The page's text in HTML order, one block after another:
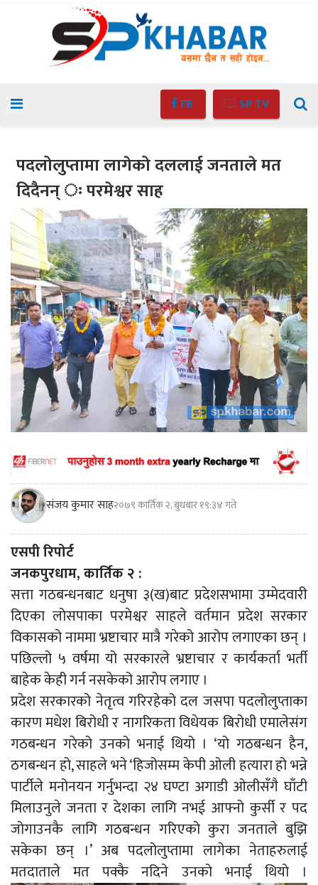
FB SP TV
पदलोलुप्तामा लागेको दललाई जनताले मत
दिदैनन् ः परमेश्वर साह
संजय कुमार साह२०७९ कार्तिक २, बुधबार १९:३४ गते
एसपी रिपोर्ट
जनकपुरधाम, कार्तिक २ :
सत्ता गठबन्धनबाट धनुषा ३(ख)बाट प्रदेशसभामा उम्मेदवारी
दिएका लोसपाका परमेश्वर साहले वर्तमान प्रदेश सरकार
विकासको नाममा भ्रष्टाचार मात्रै गरेको आरोप लगाएका छन् ।
पछिल्लो ५ वर्षमा यो सरकारले भ्रष्टाचार र कार्यकर्ता भर्ती
बाहेक केही गर्न नसकेको आरोप लगाए ।
प्रदेश सरकारको नेतृत्व गरिरहेको दल जसपा पदलोलुप्ताका
कारण मधेश बिरोधी र नागरिकता विधेयक बिरोधी एमालेसंग
गठबन्धन गरेको उनको भनाई थियो । ‘यो गठबन्धन हैन,
ठगबन्धन हो, साहले भने ‘हिजोसम्म केपी ओली हत्यारा हो भन्ने
पार्टीले मनोनयन गर्नुभन्दा २४ घण्टा अगाडी ओलीसँगै घाँटी
मिलाउनुले जनता र देशका लागि नभई आफ्नो कुर्सी र पद
जोगाउनकै लागि गठबन्धन गरिएको कुरा जनताले बुझि
सकेका छन् ।’ अब पदलोलुप्तामा लागेका नेताहरुलाई
मतदाताले मत पक्कै नदिने उनको भनाई थियो ।